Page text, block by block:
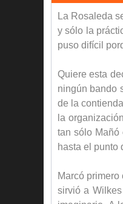
La Rosaleda
y sólo la
puso difícil
Quiere esta
ningún bando
de la
la
tan sólo
hasta el punto
Marcó
sirvió a